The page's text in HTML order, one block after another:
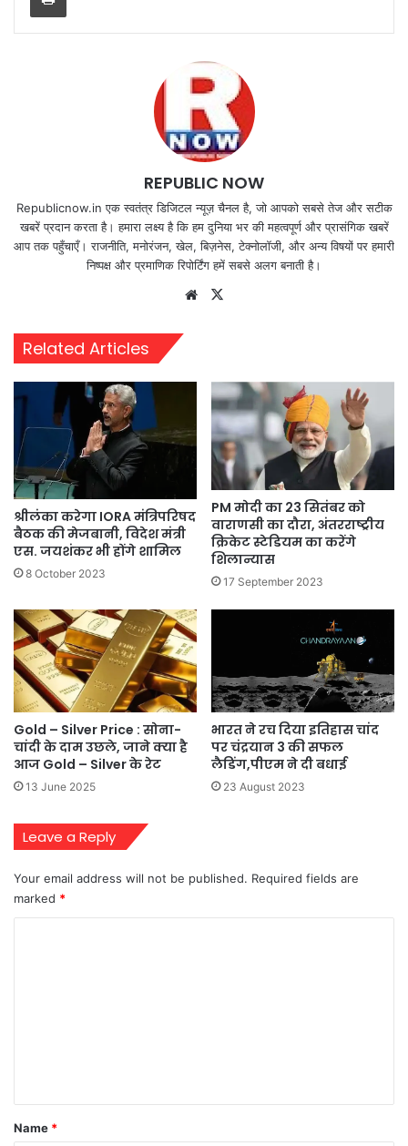
REPUBLIC NOW
Republicnow.in एक स्वतंत्र डिजिटल न्यूज़ चैनल है, जो आपको सबसे तेज और सटीक
खबरें प्रदान करता है। हमारा लक्ष्य है कि हम दुनिया भर की महत्वपूर्ण और प्रासंगिक खबरें
आप तक पहुँचाएँ। राजनीति, मनोरंजन, खेल, बिज़नेस, टेक्नोलॉजी, और अन्य विषयों पर हमारी
निष्पक्ष और प्रमाणिक रिपोर्टिंग हमें सबसे अलग बनाती है।
Website
Related Articles
श्रीलंका करेगा IORA मंत्रिपरिषद
बैठक की मेजबानी, विदेश मंत्री
एस. जयशंकर भी होंगे शामिल
8 October 2023
PM मोदी का 23 सितंबर को
वाराणसी का दौरा, अंतरराष्ट्रीय
क्रिकेट स्टेडियम का करेंगे
शिलान्यास
17 September 2023
Gold – Silver Price : सोना-
चांदी के दाम उछले, जाने क्या है
आज Gold – Silver के रेट
13 June 2025
भारत ने रच दिया इतिहास चांद
पर चंद्रयान 3 की सफल
लैडिंग,पीएम ने दी बधाई
23 August 2023
Leave a Reply
Your email address will not be published. Required fields are
marked *
*
Name *